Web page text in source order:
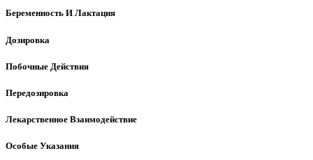
Беременность И Лактация
Дозировка
Побочные Действия
Передозировка
Лекарственное Взаимодействие
Особые Указания